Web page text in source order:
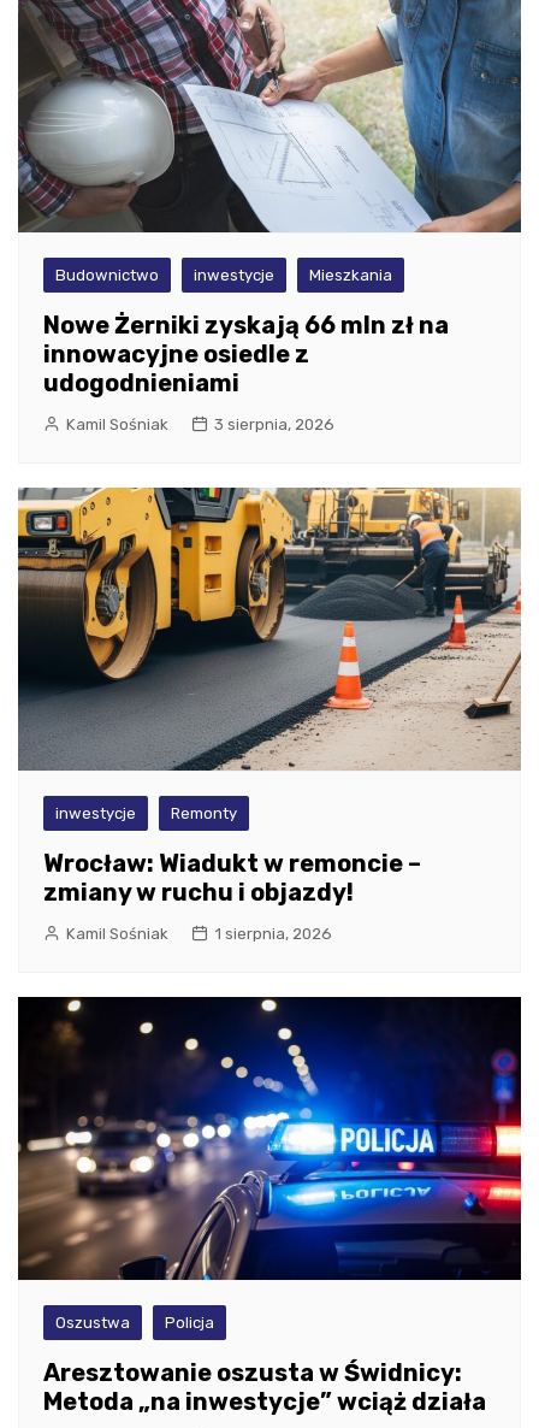
Budownictwo inwestycje Mieszkania
Nowe Żerniki zyskają 66 mln zł na
innowacyjne osiedle z
udogodnieniami
Kamil Sośniak 3 sierpnia, 2026
inwestycje Remonty
Wrocław: Wiadukt w remoncie –
zmiany w ruchu i objazdy!
Kamil Sośniak 1 sierpnia, 2026
Oszustwa Policja
Aresztowanie oszusta w Świdnicy:
Metoda „na inwestycje” wciąż działa